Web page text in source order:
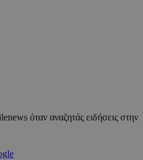
όταν αναζητάς ειδήσεις στην